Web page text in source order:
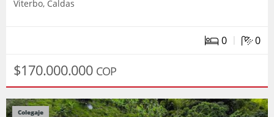
Viterbo, Caldas
0 | 0
$170.000.000 COP
Colegaje